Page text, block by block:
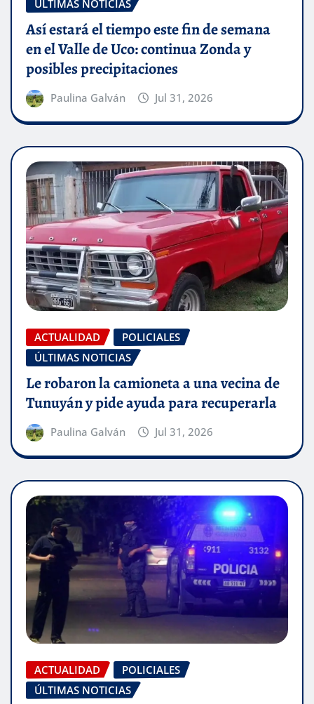
ÚLTIMAS NOTICIAS
Así estará el tiempo este fin de semana
en el Valle de Uco: continua Zonda y
posibles precipitaciones
Paulina Galván Jul 31, 2026
ACTUALIDAD
POLICIALES
ÚLTIMAS NOTICIAS
Le robaron la camioneta a una vecina de
Tunuyán y pide ayuda para recuperarla
Paulina Galván Jul 31, 2026
ACTUALIDAD
POLICIALES
ÚLTIMAS NOTICIAS